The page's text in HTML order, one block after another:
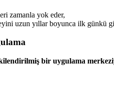
zamanla yok eder,
uzun yıllar boyunca ilk günkü
bir uygulama